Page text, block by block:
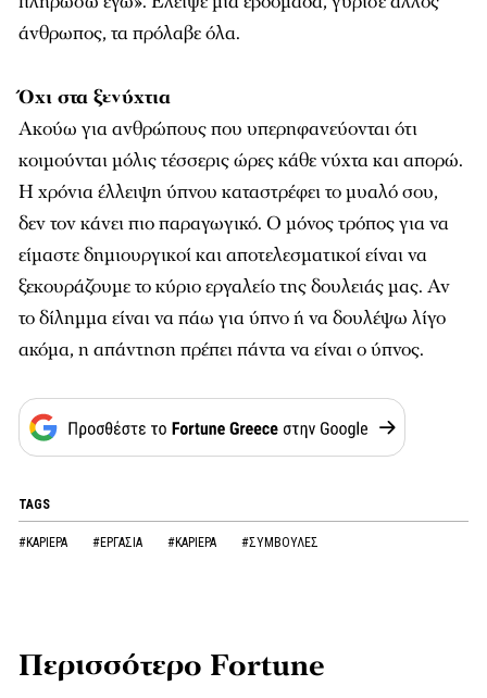
άνθρωπος, τα πρόλαβε όλα.
Όχι στα ξενύχτια
Ακούω για ανθρώπους που υπερηφανεύονται ότι
κοιμούνται μόλις τέσσερις ώρες κάθε νύχτα και απορώ.
Η χρόνια έλλειψη ύπνου καταστρέφει το μυαλό σου,
δεν τον κάνει πιο παραγωγικό. Ο μόνος τρόπος για να
είμαστε δημιουργικοί και αποτελεσματικοί είναι να
ξεκουράζουμε το κύριο εργαλείο της δουλειάς μας. Αν
το δίλημμα είναι να πάω για ύπνο ή να δουλέψω λίγο
ακόμα, η απάντηση πρέπει πάντα να είναι ο ύπνος.
TAGS
#ΚΑΡΙΕΡΑ #ΕΡΓΑΣΙΑ #ΚΑΡΙΕΡΑ #ΣΥΜΒΟΥΛΕΣ
Περισσότερο Fortune